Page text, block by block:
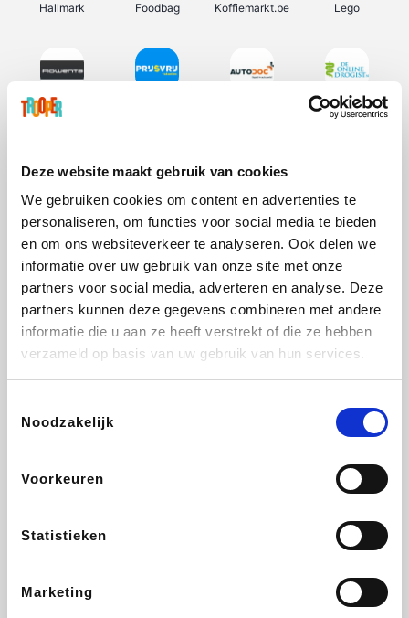
Deze website maakt gebruik van cookies
We gebruiken cookies om content en advertenties te
personaliseren, om functies voor social media te bieden
en om ons websiteverkeer te analyseren. Ook delen we
informatie over uw gebruik van onze site met onze
partners voor social media, adverteren en analyse. Deze
partners kunnen deze gegevens combineren met andere
informatie die u aan ze heeft verstrekt of die ze hebben
verzameld op basis van uw gebruik van hun services.
Noodzakelijk
Voorkeuren
Statistieken
Marketing
Hallmark Foodbag Koffiemarkt.be Lego
Rowenta De Online Drogist
Vidaxl Lampenlicht.be Plopsa
Adidas
DectDirect
Ibood SupraBazar